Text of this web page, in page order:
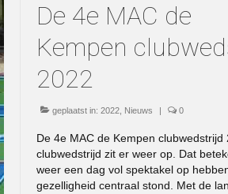
De 4e MAC de
Kempen
2022
geplaatst in: 2022 Nieuws | 0
De 4e MAC de Kempen clubwedstrijd
clubwedstrijd zit er weer op. Dat
weer een dag vol spektakel op
gezelligheid centraal stond. Met de